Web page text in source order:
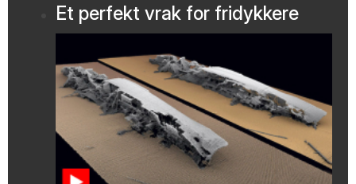
Et perfekt vrak for fridykkere